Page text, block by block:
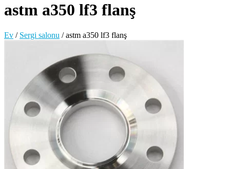
astm a350 lf3 flanş
Ev / Sergi salonu /astm a350 lf3 flanş